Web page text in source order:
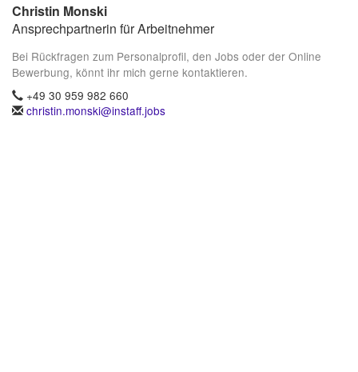
Christin Monski
Ansprechpartnerin für Arbeitnehmer
Bei Rückfragen zum Personalprofil, den Jobs oder der Online
Bewerbung, könnt ihr mich gerne kontaktieren.
+49 30 959 982 660
christin.monski@instaff.jobs